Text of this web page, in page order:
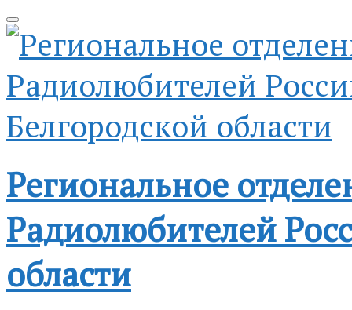
Региональное
Радиолюбителей
области